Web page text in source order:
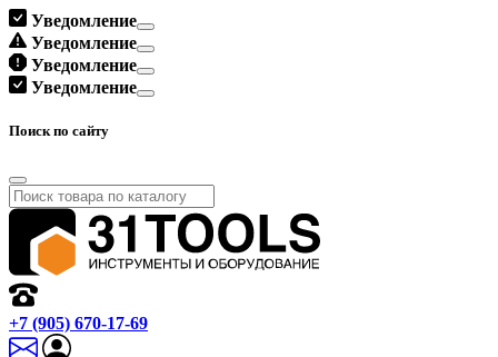
Уведомление
Уведомление
Уведомление
Уведомление
Поиск по сайту
+7 (905) 670-17-69